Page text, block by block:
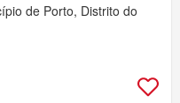
de Porto, Distrito do